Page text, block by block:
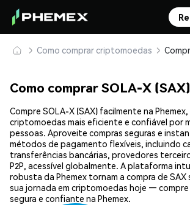
Como comprar criptomoedas
Como comprar SOLA-X
Compre SOLA-X (SAX) facilmente na
criptomoedas mais eficiente e confiável por
pessoas. Aproveite compras seguras e
métodos de pagamento flexíveis, incluindo
transferências bancárias, provedores
P2P, acessível globalmente. A plataforma
robusta da Phemex tornam a compra de SAX
sua jornada em criptomoedas hoje —
segura e confiante na Phemex.